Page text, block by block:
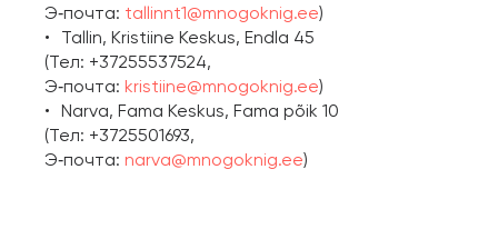
Э‑почта: tallinnt1@mnogoknig.ee)
Tallin, Kristiine Keskus, Endla 45
(Тел: +37255537524,
Э‑почта: kristiine@mnogoknig.ee)
Narva, Fama Keskus, Fama põik 10
(Тел: +3725501693,
Э‑почта: narva@mnogoknig.ee)